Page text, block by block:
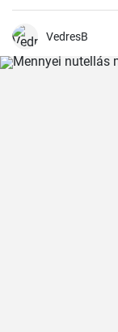
a rohanós
VedresB